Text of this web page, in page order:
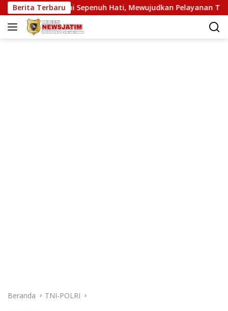
Langsung
ke
konten
Berita Terbaru
Sepenuh Hati, Mewujudkan Pelayanan Tanpa Sekat Di
Beranda TNI-POLRI